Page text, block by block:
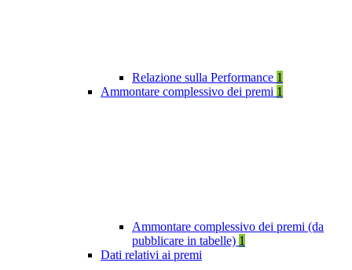
Relazione sulla Performance 1
Ammontare complessivo dei premi 1
Ammontare complessivo dei premi (da
pubblicare in tabelle) 1
Dati relativi ai premi